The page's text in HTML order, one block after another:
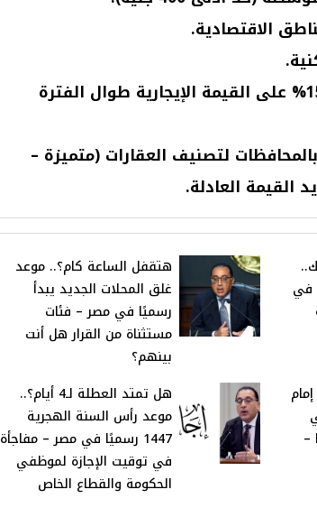
زيادة دورية سنوية بنسبة 15% على القيمة الإيجارية طوال الفترة
لتصنيف العقارات (متميزة –
القيمة العادلة.
في
هتقفل الساعة كام؟.. موعد
غلق المحلات الجديد يبدأ
رسميًا في مصر – فئات
مستثناة من القرار هل أنت
بينهم؟
–
هل تمتد العطلة لـ4 أيام؟..
موعد رأس السنة الهجرية
1447 رسميًا في مصر – مفاجأة
في توقيت الإجازة لموظفي
الحكومة والقطاع الخاص